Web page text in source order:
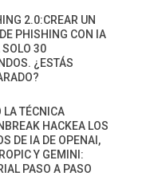
2.0:CREAR UN
PHISHING CON IA
30
¿ESTÁS
LA TÉCNICA
HACKEA LOS
DE IA DE OPENAI,
Y GEMINI:
PASO A PASO